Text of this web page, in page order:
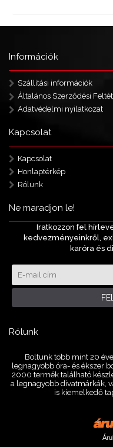
Információk
Szállítási információk
Általános Szerződési
Adatvédelmi nyilatkozat
Kapcsolat
Kapcsolat
Honlaptérkép
Rólunk
Ne maradjon le!
Iratkozzon fel
kedvezményeinkről,
karóra és
Rólunk
Boltunk több mint 20
legnagyobb óra- és ékszer
2000 termék található
a legnagyobb divatmárkák,
is kiemelkedő